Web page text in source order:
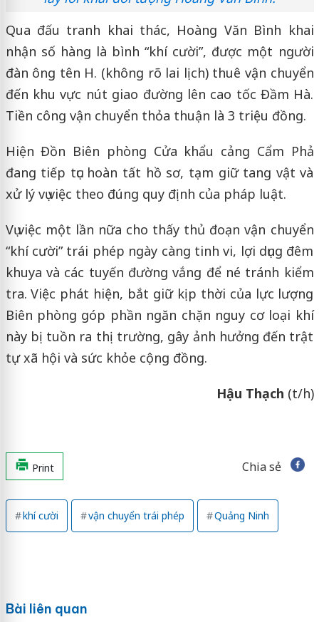
Qua đấu tranh khai thác, Hoàng Văn Bình khai
nhận số hàng là bình “khí cười”, được một người
đàn ông tên H. (không rõ lai lịch) thuê vận chuyển
đến khu vực nút giao đường lên cao tốc Đầm Hà.
Tiền công vận chuyển thỏa thuận là 3 triệu đồng.
Hiện Đồn Biên phòng Cửa khẩu cảng Cẩm Phả
đang tiếp tục hoàn tất hồ sơ, tạm giữ tang vật và
xử lý vụ việc theo đúng quy định của pháp luật.
Vụ việc một lần nữa cho thấy thủ đoạn vận chuyển
“khí cười” trái phép ngày càng tinh vi, lợi dụng đêm
khuya và các tuyến đường vắng để né tránh kiểm
tra. Việc phát hiện, bắt giữ kịp thời của lực lượng
Biên phòng góp phần ngăn chặn nguy cơ loại khí
này bị tuồn ra thị trường, gây ảnh hưởng đến trật
tự xã hội và sức khỏe cộng đồng.
Hậu Thạch (t/h)
Print Chia sẻ
khí cười vận chuyển trái phép Quảng Ninh
Bài liên quan